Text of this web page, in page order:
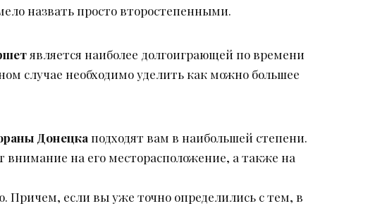
назвать просто второстепенными.
является наиболее долгоиграющей по времени
случае необходимо уделить как можно большее
Донецка подходят вам в наибольшей степени.
на его месторасположение, а также на
Причем, если вы уже точно определились с тем, в